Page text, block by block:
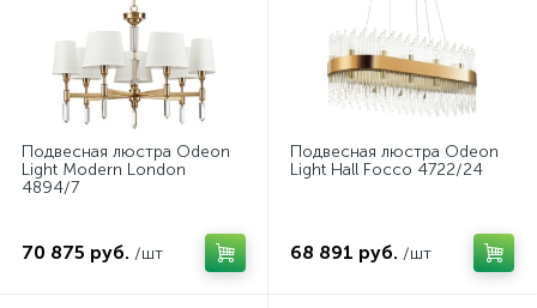
Подвесная люстра Odeon
Light Modern London
4894/7
70 875 руб. /шт
Подвесная люстра Odeon
Light Hall Focco 4722/24
68 891 руб. /шт